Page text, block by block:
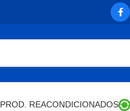
PROD. REACONDICIONADOS